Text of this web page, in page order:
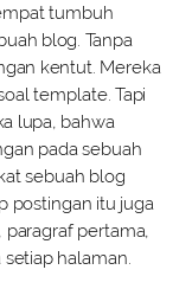
tumbuh
blog. Tanpa
kentut. Mereka
template. Tapi
lupa, bahwa
pada sebuah
sebuah blog
postingan itu juga
pertama,
halaman.